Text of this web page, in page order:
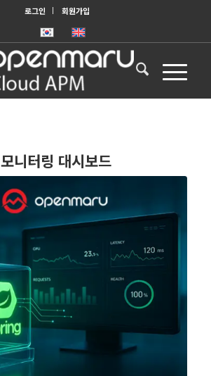
로그인 회원가입
모니터링 대시보드